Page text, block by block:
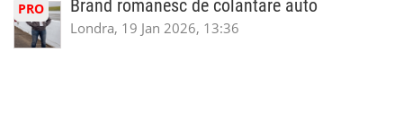
PRO Brand romanesc de colantare auto
Londra, 19 Jan 2026, 13:36